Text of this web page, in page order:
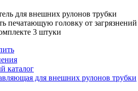
для внешних рулонов трубки
печатающую головку от загрязнений
3 штуки
каталог